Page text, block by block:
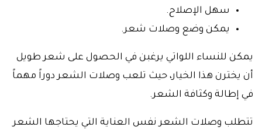
سهل الإصلاح.
يمكن وضع وصلات شعر.
يمكن للنساء اللواتي يرغبن في الحصول على شعر طويل
أن يخترن هذا الخيار، حيث تلعب وصلات الشعر دوراً مهماً
في إطالة وكثافة الشعر.
تتطلب وصلات الشعر نفس العناية التي يحتاجها الشعر